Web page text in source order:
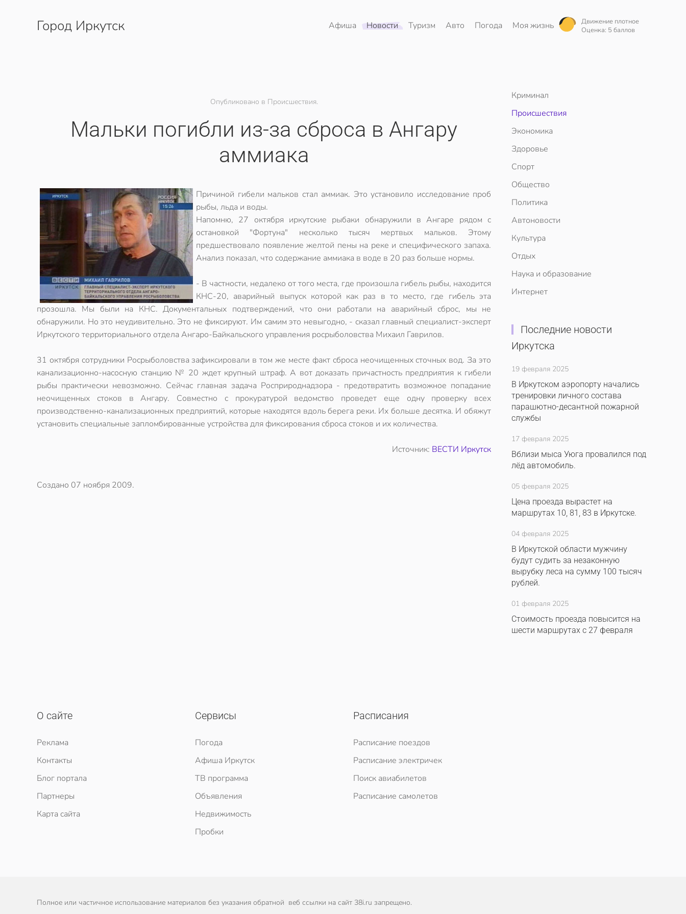
Перейти к содержимому
Город Иркутск Афиша Новости Туризм Авто Погода Моя жизнь
Движение плотное
Оценка: 5 баллов
Опубликовано в Происшествия.
Мальки погибли из-за сброса в Ангару
аммиака
Причиной гибели мальков стал аммиак. Это установило исследование проб
рыбы, льда и воды.
Напомню, 27 октября иркутские рыбаки обнаружили в Ангаре рядом с
остановкой "Фортуна" несколько тысяч мертвых мальков. Этому
предшествовало появление желтой пены на реке и специфического запаха.
Анализ показал, что содержание аммиака в воде в 20 раз больше нормы.
- В частности, недалеко от того места, где произошла гибель рыбы, находится
КНС-20, аварийный выпуск которой как раз в то место, где гибель эта
прозошла. Мы были на КНС. Документальных подтверждений, что они работали на аварийный сброс, мы не
обнаружили. Но это неудивительно. Это не фиксируют. Им самим это невыгодно, - сказал главный специалист-эксперт
Иркутского территориального отдела Ангаро-Байкальского управления росрыболовства Михаил Гаврилов.
31 октября сотрудники Росрыболовства зафиксировали в том же месте факт сброса неочищенных сточных вод. За это
канализационно-насосную станцию № 20 ждет крупный штраф. А вот доказать причастность предприятия к гибели
рыбы практически невозможно. Сейчас главная задача Росприроднадзора - предотвратить возможное попадание
неочищенных стоков в Ангару. Совместно с прокуратурой ведомство проведет еще одну проверку всех
производственно-канализационных предприятий, которые находятся вдоль берега реки. Их больше десятка. И обяжут
установить специальные запломбированные устройства для фиксирования сброса стоков и их количества.
Источник: ВЕСТИ Иркутск
Создано 07 ноября 2009.
Криминал
Происшествия
Экономика
Здоровье
Спорт
Общество
Политика
Автоновости
Культура
Отдых
Наука и образование
Интернет
Последние новости
Иркутска
19 февраля 2025
В Иркутском аэропорту начались
тренировки личного состава
парашютно-десантной пожарной
службы
17 февраля 2025
Вблизи мыса Уюга провалился под
лёд автомобиль.
05 февраля 2025
Цена проезда вырастет на
маршрутах 10, 81, 83 в Иркутске.
04 февраля 2025
В Иркутской области мужчину
будут судить за незаконную
вырубку леса на сумму 100 тысяч
рублей.
01 февраля 2025
Стоимость проезда повысится на
шести маршрутах с 27 февраля
О сайте
Реклама
Контакты
Блог портала
Партнеры
Карта сайта
Сервисы
Погода
Афиша Иркутск
ТВ программа
Объявления
Недвижимость
Пробки
Расписания
Расписание поездов
Расписание электричек
Поиск авиабилетов
Расписание самолетов
Полное или частичное использование материалов без указания обратной веб ссылки на сайт 38i.ru запрещено.